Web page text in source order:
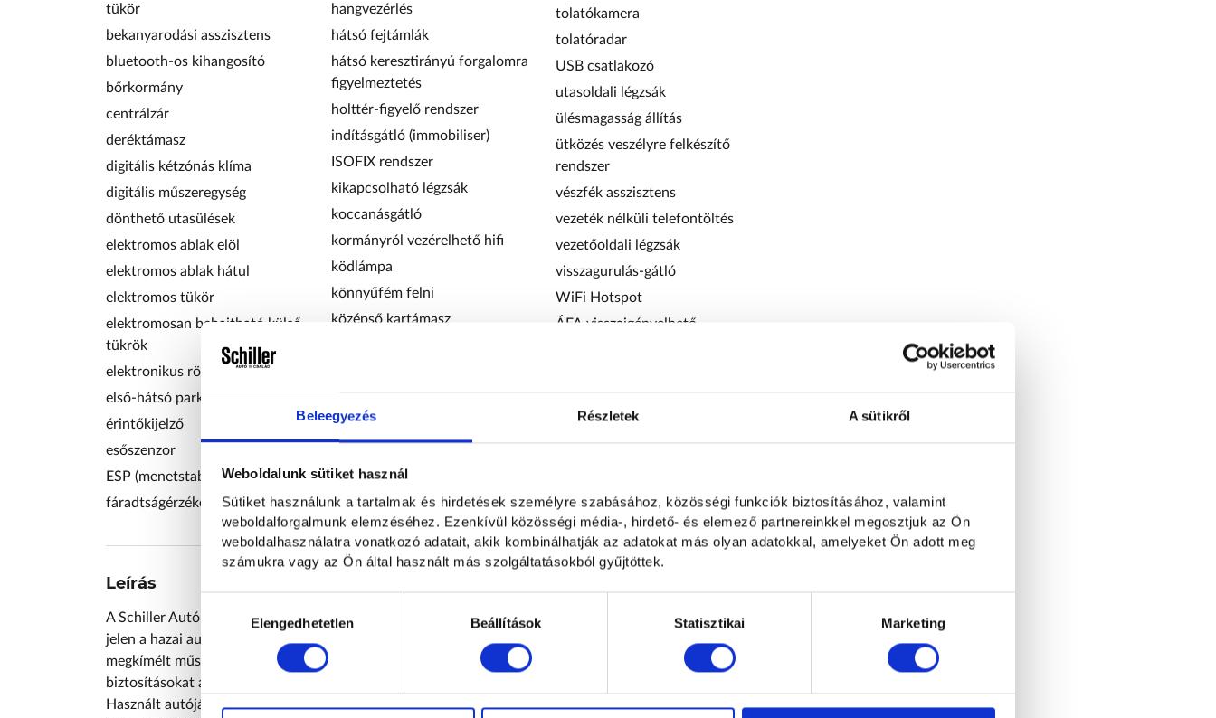
Beleegyezés Részletek A sütikről
Weboldalunk sütiket használ
Sütiket használunk a tartalmak és hirdetések személyre szabásához, közösségi funkciók biztosításához, valamint
weboldalforgalmunk elemzéséhez. Ezenkívül közösségi média-, hirdető- és elemező partnereinkkel megosztjuk az Ön
weboldalhasználatra vonatkozó adatait, akik kombinálhatják az adatokat más olyan adatokkal, amelyeket Ön adott meg
számukra vagy az Ön által használt más szolgáltatásokból gyűjtöttek.
kiválasztásaElengedhetetlen Beállítások Statisztikai Marketing
tükör
bekanyarodási asszisztens
bluetooth-os kihangosító
bőrkormány
centrálzár
deréktámasz
digitális kétzónás klíma
digitális műszeregység
dönthető utasülések
elektromos ablak elöl
elektromos ablak hátul
elektromos tükör
elektromosan behajtható külső
tükrök
elektronikus rögzítőfék
első-hátsó parkolóradar
érintőkijelző
esőszenzor
ESP (menetstabilizátor)
fáradtságérzékelő
hangvezérlés
hátsó fejtámlák
hátsó keresztirányú forgalomra
figyelmeztetés
holttér-figyelő rendszer
indításgátló (immobiliser)
ISOFIX rendszer
kikapcsolható légzsák
koccanásgátló
kormányról vezérelhető hifi
ködlámpa
könnyűfém felni
középső kartámasz
menetfény
multifunkcionális kijelző
multifunkciós kormánykerék
tolatókamera
tolatóradar
USB csatlakozó
utasoldali légzsák
ülésmagasság állítás
ütközés veszélyre felkészítő
rendszer
vészfék asszisztens
vezeték nélküli telefontöltés
vezetőoldali légzsák
visszagurulás-gátló
WiFi Hotspot
ÁFA visszaigényelhető
garanciális
20%-tól elvihető.
Leírás
A Schiller Autó Család -az ország egyik legrégebbi használt autó kereskedése- több, mint 30 éve van
jelen a hazai autós szakmában. Budapesten a IV. kerületben lévő használt autós telephelyünkön
megkímélt műszaki- és esztétikai állapotban lévő járművek közül választhat. Casco- és kötelező
biztosításokat a helyszínen tudunk kötni, illetve kedvező finanszírozási ajánlataink közül is választhat!
Használt autóját kedvező feltételekkel megvásároljuk, vagy beszámítjuk a nálunk kiválasztott autóba,